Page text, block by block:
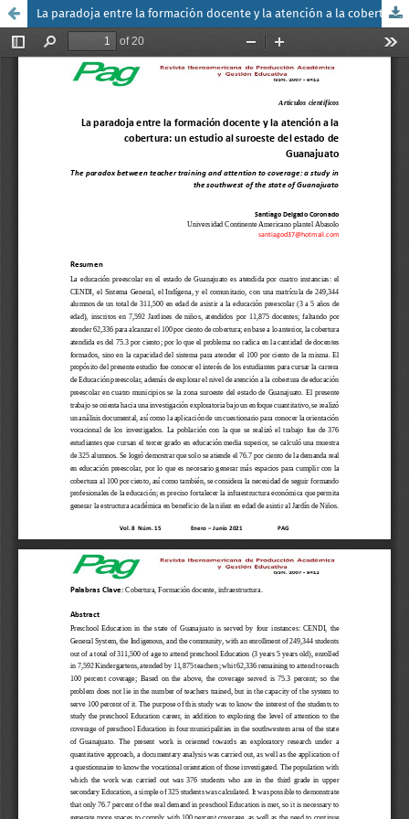
La paradoja entre la formación docente y la atención a la cobertura: un estudio al suroeste del estado de Guanajuato / The paradox between teacher training and attention to coverage: a study in the southwest of the state of Guanajuato